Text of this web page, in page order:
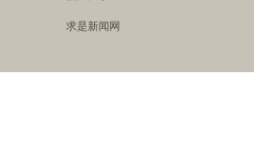
求是新闻网